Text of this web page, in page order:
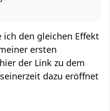
den gleichen Effekt
ersten
der Link zu dem
dazu eröffnet